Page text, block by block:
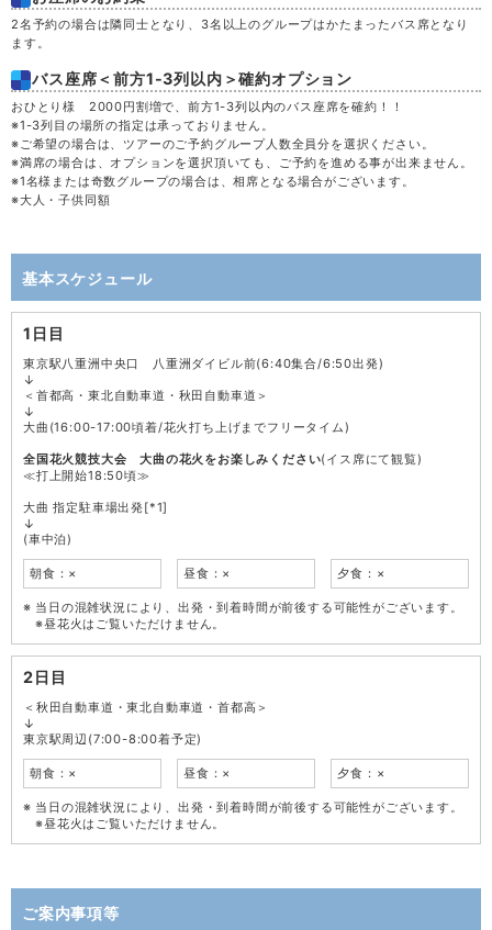
2名予約の場合は隣同士となり、3名以上のグループはかたまったバス席となり
ます。
バス座席＜前方1-3列以内＞確約オプション
おひとり様 2000円割増で、前方1-3列以内のバス座席を確約！！
※1-3列目の場所の指定は承っておりません。
※ご希望の場合は、ツアーのご予約グループ人数全員分を選択ください。
※満席の場合は、オプションを選択頂いても、ご予約を進める事が出来ません。
※1名様または奇数グループの場合は、相席となる場合がございます。
※大人・子供同額
基本スケジュール
1日目
東京駅八重洲中央口 八重洲ダイビル前(6:40集合/6:50出発)
↓
＜首都高・東北自動車道・秋田自動車道＞
↓
大曲(16:00-17:00頃着/花火打ち上げまでフリータイム)
全国花火競技大会 大曲の花火をお楽しみください(イス席にて観覧)
≪打上開始18:50頃≫
大曲 指定駐車場出発[*1]
↓
(車中泊)
朝食：× 昼食：× 夕食：×
当日の混雑状況により、出発・到着時間が前後する可能性がございます。
※昼花火はご覧いただけません。
2日目
＜秋田自動車道・東北自動車道・首都高＞
↓
東京駅周辺(7:00-8:00着予定)
朝食：× 昼食：× 夕食：×
当日の混雑状況により、出発・到着時間が前後する可能性がございます。
※昼花火はご覧いただけません。
ご案内事項等